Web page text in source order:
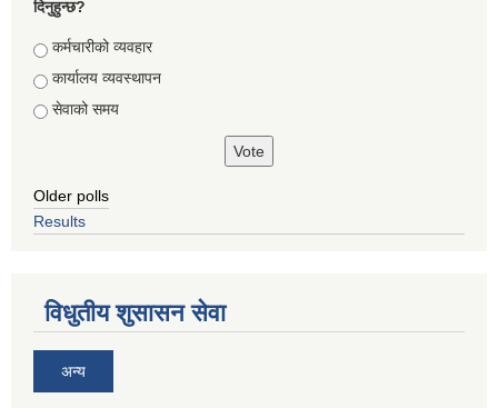
दिनुहुन्छ?
Choices
कर्मचारीको व्यवहार
कार्यालय व्यवस्थापन
सेवाको समय
Older polls
Results
विधुतीय शुसासन सेवा
अन्य